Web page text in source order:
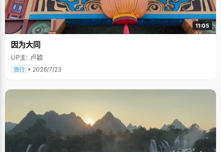
11:05
因为大同
UP主: 卢颖
旅行 • 2026/7/23